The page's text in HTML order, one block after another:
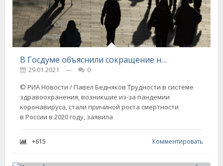
В Госдуме объяснили сокращение населения России на 500 тысяч человек
29.01.2021 ---
0
© РИА Новости / Павел Бедняков Трудности в системе
здравоохранения, возникшие из-за пандемии
коронавируса, стали причиной роста смертности
в России в 2020 году, заявила
+615 Комментировать